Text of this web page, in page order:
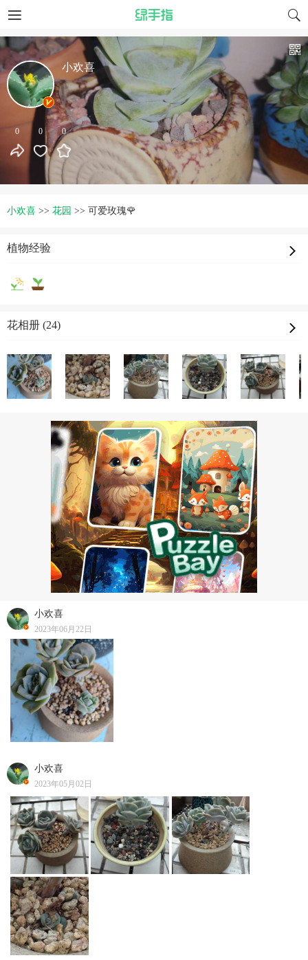
0 0 0
小欢喜
小欢喜 >> 花园 >> 可爱玫瑰🌹
植物经验
花相册 (24)
小欢喜
2023年06月22日
小欢喜
2023年05月02日